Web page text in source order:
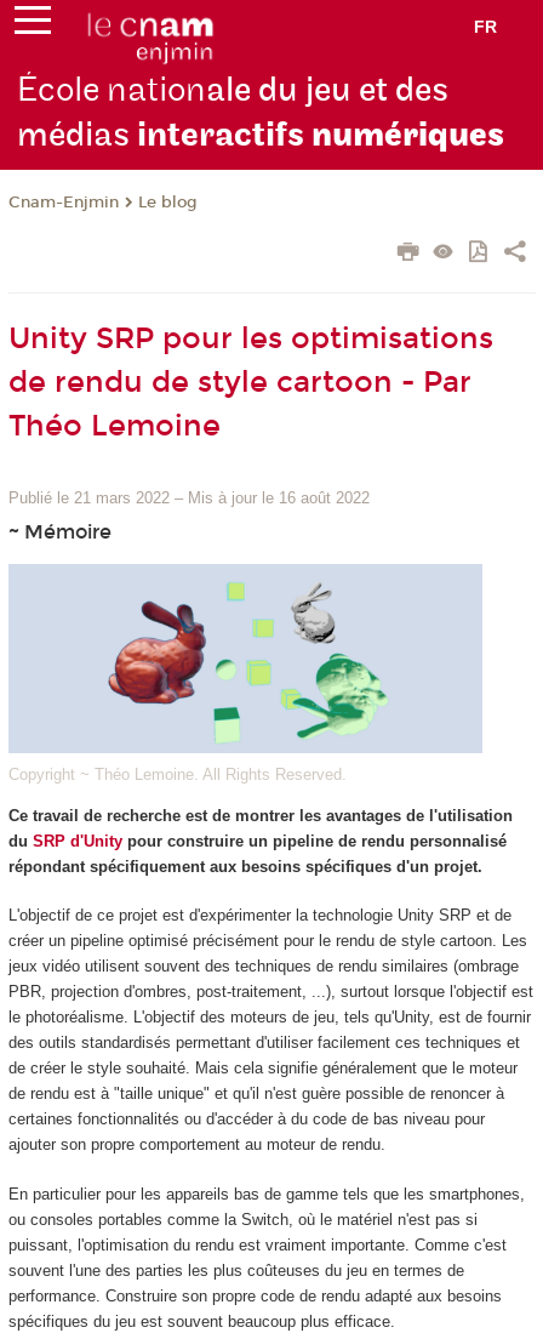
FR
École nationale du jeu et des
médias interactifs numériques
Cnam-Enjmin Le blog
Unity SRP pour les optimisations
de rendu de style cartoon - Par
Théo Lemoine
Publié le 21 mars 2022 – Mis à jour le 16 août 2022
~ Mémoire
Copyright ~ Théo Lemoine. All Rights Reserved.
Ce travail de recherche est de montrer les avantages de l'utilisation
du SRP d'Unitypour construire un pipeline de rendu personnalisé
répondant spécifiquement aux besoins spécifiques d'un projet.
L'objectif de ce projet est d'expérimenter la technologie Unity SRP et de
créer un pipeline optimisé précisément pour le rendu de style cartoon. Les
jeux vidéo utilisent souvent des techniques de rendu similaires (ombrage
PBR, projection d'ombres, post-traitement, ...), surtout lorsque l'objectif est
le photoréalisme. L'objectif des moteurs de jeu, tels qu'Unity, est de fournir
des outils standardisés permettant d'utiliser facilement ces techniques et
de créer le style souhaité. Mais cela signifie généralement que le moteur
de rendu est à "taille unique" et qu'il n'est guère possible de renoncer à
certaines fonctionnalités ou d'accéder à du code de bas niveau pour
ajouter son propre comportement au moteur de rendu.
En particulier pour les appareils bas de gamme tels que les smartphones,
ou consoles portables comme la Switch, où le matériel n'est pas si
puissant, l'optimisation du rendu est vraiment importante. Comme c'est
souvent l'une des parties les plus coûteuses du jeu en termes de
performance. Construire son propre code de rendu adapté aux besoins
spécifiques du jeu est souvent beaucoup plus efficace.